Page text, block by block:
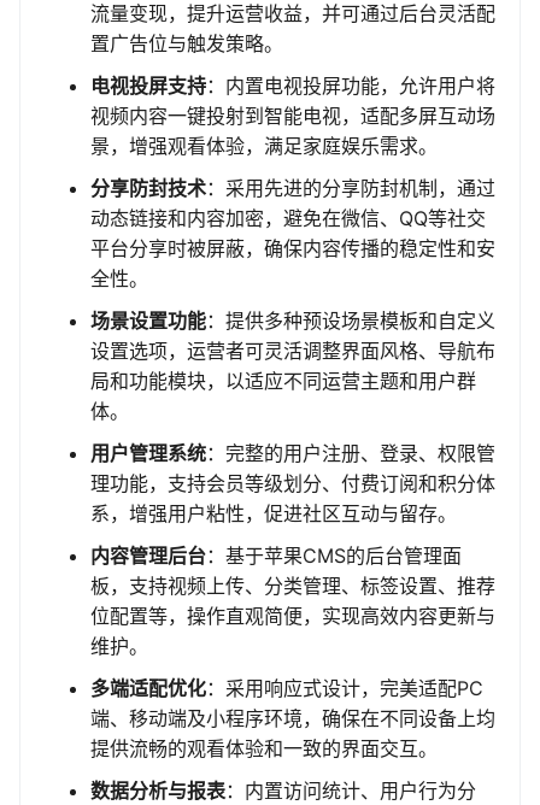
流量变现，提升运营收益，并可通过后台灵活配
置广告位与触发策略。
电视投屏支持：内置电视投屏功能，允许用户将
视频内容一键投射到智能电视，适配多屏互动场
景，增强观看体验，满足家庭娱乐需求。
分享防封技术：采用先进的分享防封机制，通过
动态链接和内容加密，避免在微信、QQ等社交
平台分享时被屏蔽，确保内容传播的稳定性和安
全性。
场景设置功能：提供多种预设场景模板和自定义
设置选项，运营者可灵活调整界面风格、导航布
局和功能模块，以适应不同运营主题和用户群
体。
用户管理系统：完整的用户注册、登录、权限管
理功能，支持会员等级划分、付费订阅和积分体
系，增强用户粘性，促进社区互动与留存。
内容管理后台：基于苹果CMS的后台管理面
板，支持视频上传、分类管理、标签设置、推荐
位配置等，操作直观简便，实现高效内容更新与
维护。
多端适配优化：采用响应式设计，完美适配PC
端、移动端及小程序环境，确保在不同设备上均
提供流畅的观看体验和一致的界面交互。
数据分析与报表：内置访问统计、用户行为分